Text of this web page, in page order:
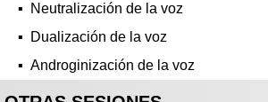
▪️ Neutralización de la voz
▪️ Dualización de la voz
▪️ Androginización de la voz